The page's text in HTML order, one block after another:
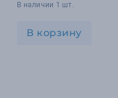
В наличии 1 шт.
В корзину